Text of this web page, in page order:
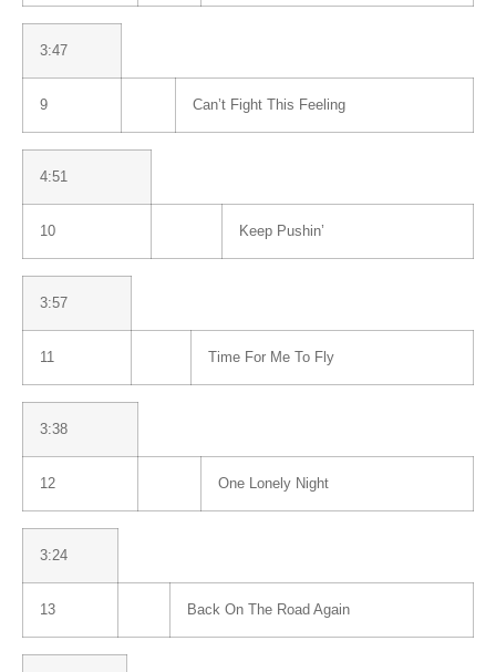
3:47
9 Can’t Fight This Feeling
4:51
10 Keep Pushin’
3:57
11 Time For Me To Fly
3:38
12 One Lonely Night
3:24
13 Back On The Road Again